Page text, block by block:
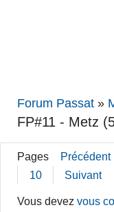
Forum Passat »
FP#11 - Metz
Pages Précédent
10
Suivant
Vous devezvous